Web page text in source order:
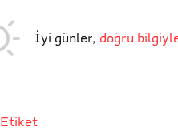
İyi günler, doğru
Etiket